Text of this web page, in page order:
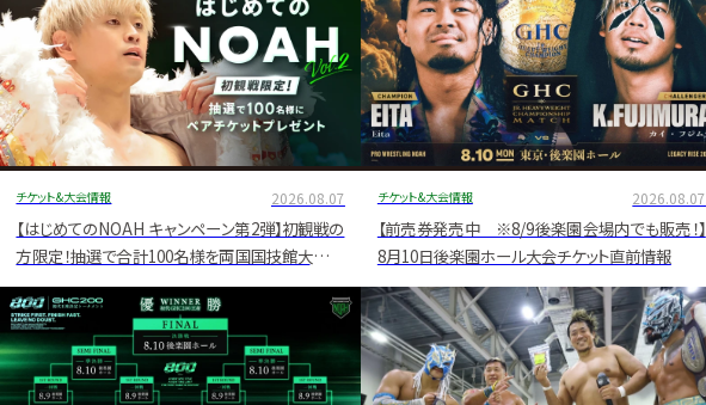
チケット&大会情報 2026.08.07
【はじめてのNOAH キャンペーン第2弾】初観戦の
方限定！抽選で合計100名様を両国国技館大会に
ご招待
チケット&大会情報 2026.08.07
【前売券発売中 ※8/9後楽園会場内でも販売！】
8月10日後楽園ホール大会チケット直前情報